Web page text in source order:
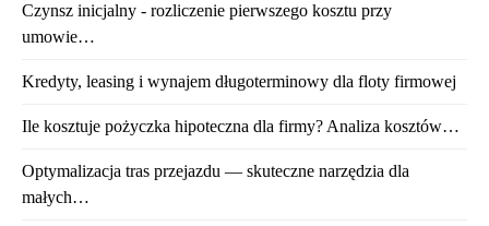
Czynsz inicjalny - rozliczenie pierwszego kosztu przy
umowie…
Kredyty, leasing i wynajem długoterminowy dla floty firmowej
Ile kosztuje pożyczka hipoteczna dla firmy? Analiza kosztów…
Optymalizacja tras przejazdu — skuteczne narzędzia dla
małych…